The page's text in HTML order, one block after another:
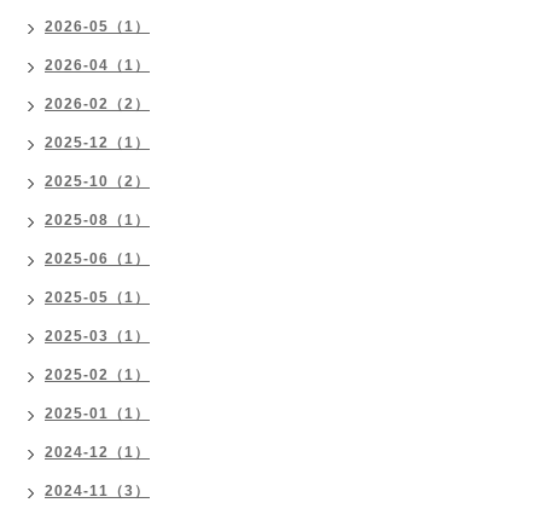
2026-05（1）
2026-04（1）
2026-02（2）
2025-12（1）
2025-10（2）
2025-08（1）
2025-06（1）
2025-05（1）
2025-03（1）
2025-02（1）
2025-01（1）
2024-12（1）
2024-11（3）